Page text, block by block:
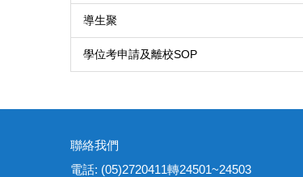
導生聚
學位考申請及離校SOP
聯絡我們
電話: (05)2720411轉24501~24503